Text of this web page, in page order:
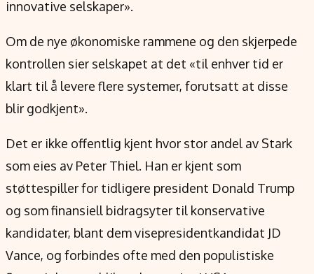
innovative selskaper».
Om de nye økonomiske rammene og den skjerpede
kontrollen sier selskapet at det «til enhver tid er
klart til å levere flere systemer, forutsatt at disse
blir godkjent».
Det er ikke offentlig kjent hvor stor andel av Stark
som eies av Peter Thiel. Han er kjent som
støttespiller for tidligere president Donald Trump
og som finansiell bidragsyter til konservative
kandidater, blant dem visepresidentkandidat JD
Vance, og forbindes ofte med den populistiske